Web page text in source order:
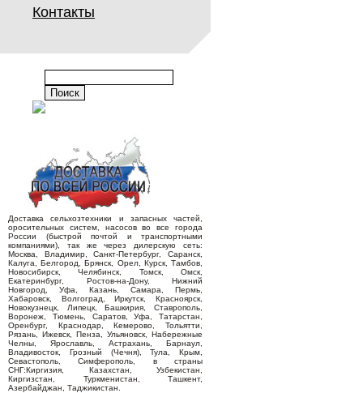
Контакты
Доставка сельхозтехники и запасных частей,
оросительных систем, насосов во все города
России (быстрой почтой и транспортными
компаниями), так же через дилерскую сеть:
Москва, Владимир, Санкт-Петербург, Саранск,
Калуга, Белгород, Брянск, Орел, Курск, Тамбов,
Новосибирск, Челябинск, Томск, Омск,
Екатеринбург, Ростов-на-Дону, Нижний
Новгород, Уфа, Казань, Самара, Пермь,
Хабаровск, Волгоград, Иркутск, Красноярск,
Новокузнецк, Липецк, Башкирия, Ставрополь,
Воронеж, Тюмень, Саратов, Уфа, Татарстан,
Оренбург, Краснодар, Кемерово, Тольятти,
Рязань, Ижевск, Пенза, Ульяновск, Набережные
Челны, Ярославль, Астрахань, Барнаул,
Владивосток, Грозный (Чечня), Тула, Крым,
Севастополь, Симферополь, в страны
СНГ:Киргизия, Казахстан, Узбекистан,
Киргизстан, Туркменистан, Ташкент,
Азербайджан, Таджикистан.